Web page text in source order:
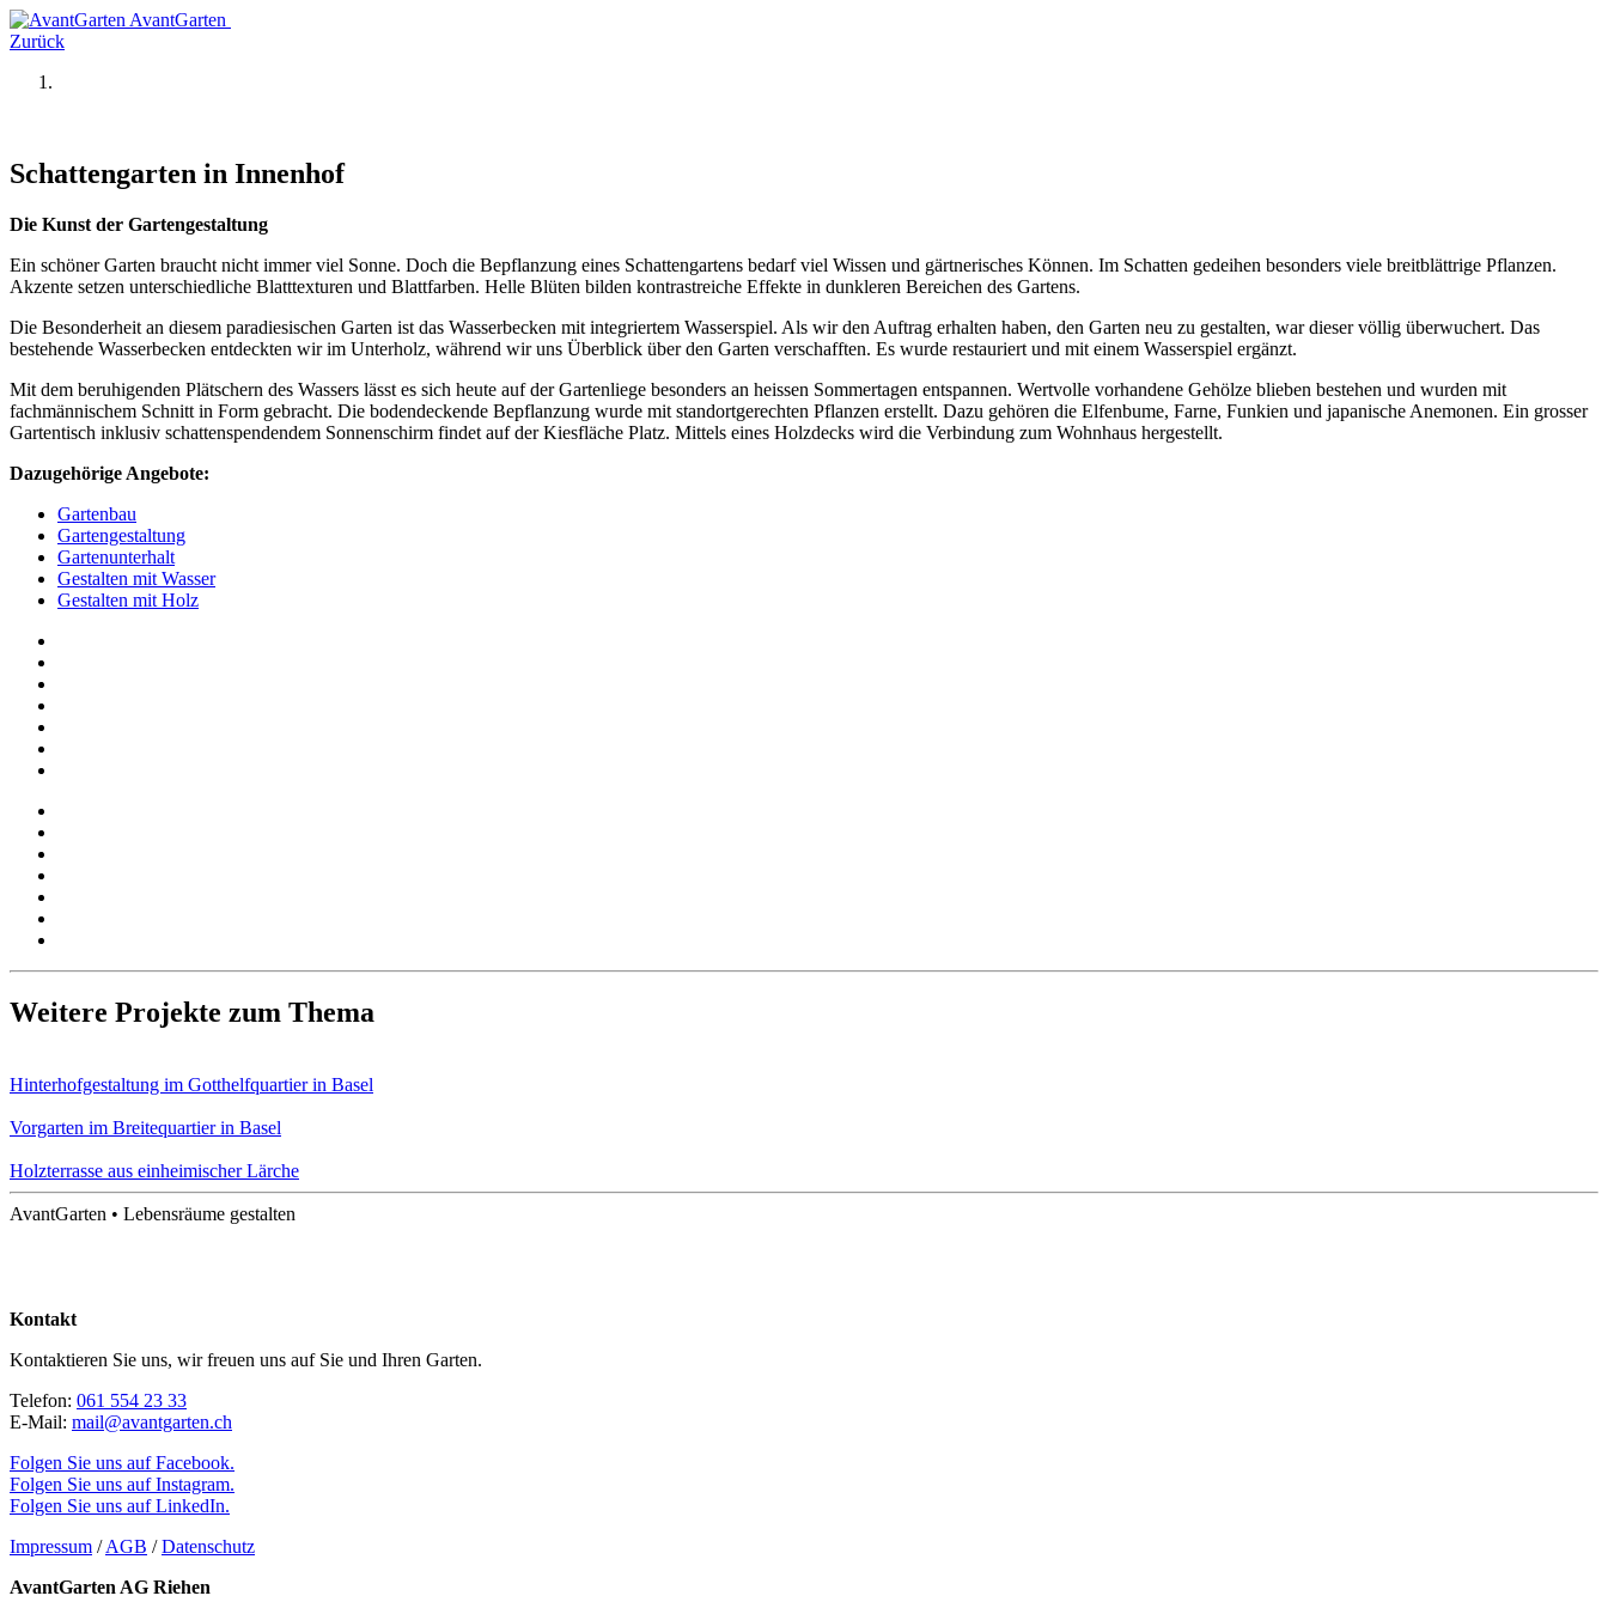
AvantGarten
Zurück
Schatten­garten in Innenhof
Die Kunst der Gartengestaltung
Ein schöner Garten braucht nicht immer viel Sonne. Doch die Bepflanzung eines Schattengartens bedarf viel Wissen und gärtnerisches Können. Im Schatten gedeihen besonders viele breitblättrige Pflanzen.
Akzente setzen unterschiedliche Blatttexturen und Blattfarben. Helle Blüten bilden kontrastreiche Effekte in dunkleren Bereichen des Gartens.
Die Besonderheit an diesem paradiesischen Garten ist das Wasserbecken mit integriertem Wasserspiel. Als wir den Auftrag erhalten haben, den Garten neu zu gestalten, war dieser völlig überwuchert. Das
bestehende Wasserbecken entdeckten wir im Unterholz, während wir uns Überblick über den Garten verschafften. Es wurde restauriert und mit einem Wasserspiel ergänzt.
Mit dem beruhigenden Plätschern des Wassers lässt es sich heute auf der Gartenliege besonders an heissen Sommertagen entspannen. Wertvolle vorhandene Gehölze blieben bestehen und wurden mit
fachmännischem Schnitt in Form gebracht. Die bodendeckende Bepflanzung wurde mit standortgerechten Pflanzen erstellt. Dazu gehören die Elfenbume, Farne, Funkien und japanische Anemonen. Ein grosser
Gartentisch inklusiv schattenspendendem Sonnenschirm findet auf der Kiesfläche Platz. Mittels eines Holzdecks wird die Verbindung zum Wohnhaus hergestellt.
Dazugehörige Angebote:
Gartenbau
Gartengestaltung
Gartenunterhalt
Gestalten mit Wasser
Gestalten mit Holz
Weitere Projekte zum Thema
Hinterhof­gestaltung im Gotthelf­quartier in Basel
Vorgarten im Breite­quartier in Basel
Holz­terrasse aus einheimischer Lärche
AvantGarten • Lebensräume gestalten
Kontakt
Kontaktieren Sie uns, wir freuen uns auf Sie und Ihren Garten.
Telefon: 061 554 23 33
E-Mail: mail@avantgarten.ch
Folgen Sie uns auf Facebook.
Folgen Sie uns auf Instagram.
Folgen Sie uns auf LinkedIn.
Impressum /AGB /Datenschutz
AvantGarten AG Riehen